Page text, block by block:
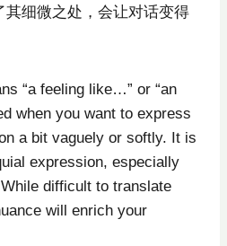
细微之处，会让对话变得
“a feeling like…” or “an
when you want to express
a bit vaguely or softly. It is
expression, especially
difficult to translate
will enrich your